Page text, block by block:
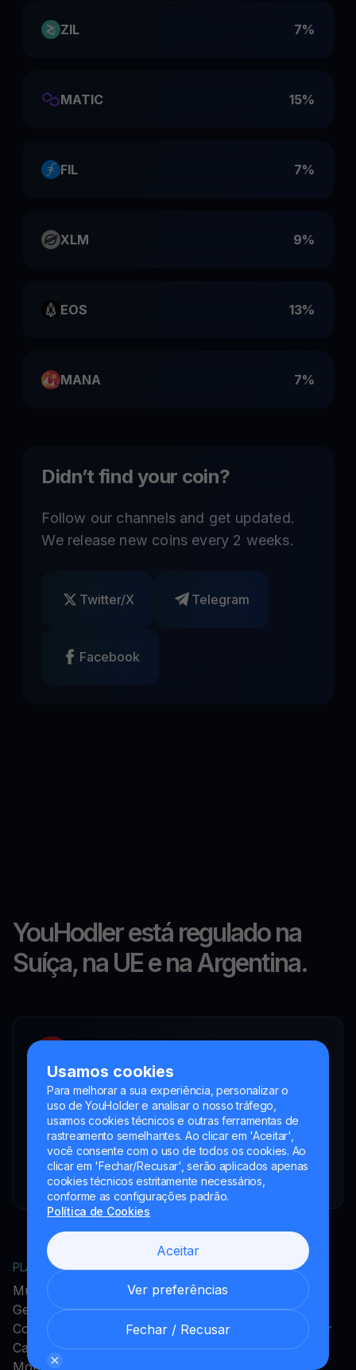
Usamos cookies
Para melhorar a sua experiência, personalizar o
uso de YouHolder e analisar o nosso tráfego,
usamos cookies técnicos e outras ferramentas de
rastreamento semelhantes. Ao clicar em 'Aceitar',
você consente com o uso de todos os cookies. Ao
clicar em 'Fechar/Recusar', serão aplicados apenas
cookies técnicos estritamente necessários,
conforme as configurações padrão.
Política de Cookies
Aceitar
Ver preferências
Fechar / Recusar
ZIL 7%
MATIC 15%
FIL 7%
XLM 9%
EOS 13%
MANA 7%
Didn’t find your coin?
Follow our channels and get updated.
We release new coins every 2 weeks.
Twitter/X Telegram
Facebook
YouHodler está regulado na
Suíça, na UE e na Argentina.
Intermediário financeiro registrado
YouHodler Italy S.R.L.
Registered as a VASP with the OAM
YouHodler SA
Registrada como VASP no Banco de España
YouHodler SA Sucursal na Argentina.
Registrada como VASP junto à CNV.
PLATAFORMA
MultiHODL
Get Cash
Conversão
Cartão Cripto
EMPRESA
Acerca do YouHodler
Programa de Afiliados
Programa de Embaixador
Carreiras